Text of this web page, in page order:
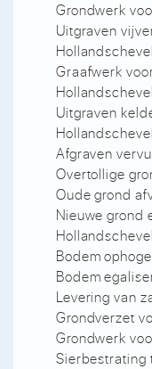
Grondwerk
Uitgraven
Graafwerk
Uitgraven
Afgraven
Overtollige
Oude grond
Nieuwe grond
Bodem
Bodem
Levering van
Grondverzet
Grondwerk
Sierbestrating